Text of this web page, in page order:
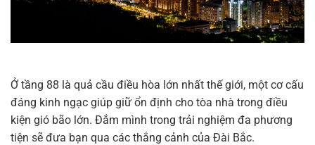
Ở tầng 88 là quả cầu điều hòa lớn nhất thế giới, một cơ cấu
đáng kinh ngạc giúp giữ ổn định cho tòa nhà trong điều
kiện gió bão lớn. Đắm mình trong trải nghiệm đa phương
tiện sẽ đưa bạn qua các thắng cảnh của Đài Bắc.